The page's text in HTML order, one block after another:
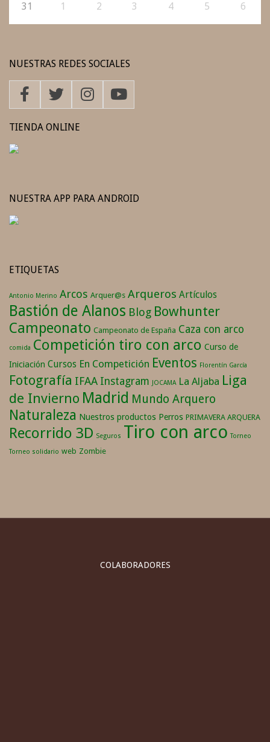
31 1 2 3 4 5 6
NUESTRAS REDES SOCIALES
TIENDA ONLINE
NUESTRA APP PARA ANDROID
ETIQUETAS
Antonio Merino Arcos Arquer@s Arqueros Artículos
Bastión de Alanos Blog Bowhunter
Campeonato Campeonato de España Caza con arco
comida Competición tiro con arco Curso de
Iniciación Cursos En Competición Eventos Florentín García
Fotografía IFAA Instagram JOCAMA La Aljaba Liga
de Invierno Madrid Mundo Arquero
Naturaleza Nuestros productos Perros PRIMAVERA ARQUERA
Recorrido 3D Seguros Tiro con arco Torneo
Torneo solidario web Zombie
COLABORADORES